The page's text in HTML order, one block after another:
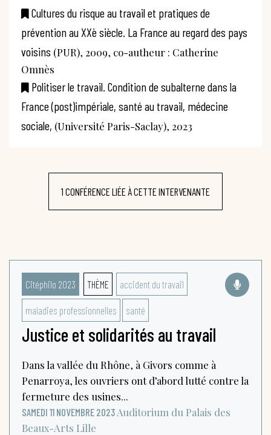
Cultures du risque au travail et pratiques de
prévention au XXè siècle. La France au regard des pays
voisins (PUR), 2009, co-autheur : Catherine
Omnès
Politiser le travail. Condition de subalterne dans la
France (post)impériale, santé au travail, médecine
sociale, (Université Paris-Saclay), 2023
1 CONFÉRENCE LIÉE À CETTE INTERVENANTE
Citéphilo 2023 THÈME accident du travail
maladies professionnelles santé
Justice et solidarités au travail
Dans la vallée du Rhône, à Givors comme à
Penarroya, les ouvriers ont d’abord lutté contre la
fermeture des usines...
SAMEDI 11 NOVEMBRE 2023 Auditorium du Palais des
Beaux-Arts Lille